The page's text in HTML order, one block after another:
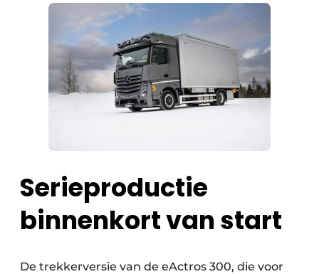
Serieproductie
binnenkort van start
De trekkerversie van de eActros 300, die voor